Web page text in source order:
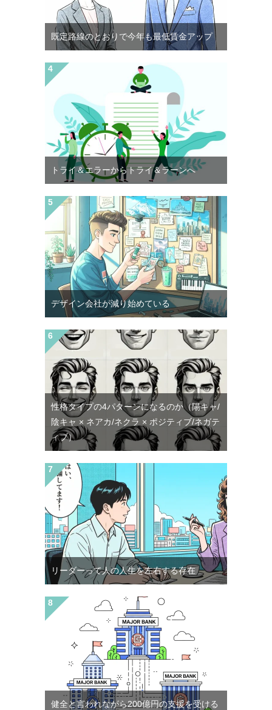
既定路線のとおりで今年も最低賃金アップ
トライ＆エラーからトライ＆ラーンへ
デザイン会社が減り始めている
性格タイプの4パターンになるのか（陽キャ/
陰キャ × ネアカ/ネクラ × ポジティブ/ネガテ
ィブ）
リーダーって人の人生を左右する存在
健全と言われながら200億円の支援を受ける